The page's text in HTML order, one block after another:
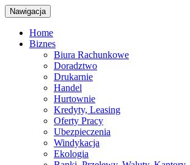
Nawigacja
Home
Biznes
Biura Rachunkowe
Doradztwo
Drukarnie
Handel
Hurtownie
Kredyty, Leasing
Oferty Pracy
Ubezpieczenia
Windykacja
Ekologia